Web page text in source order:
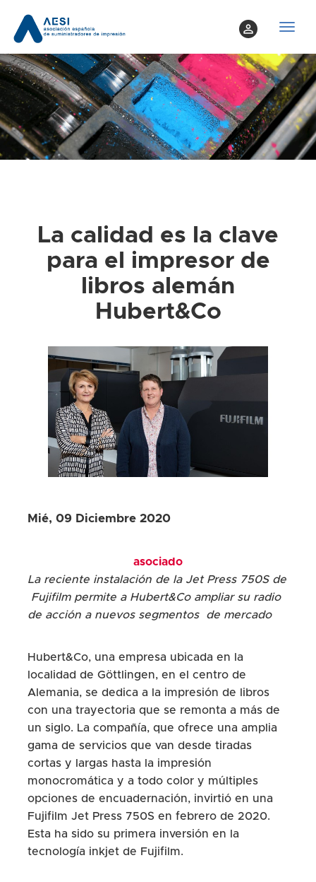
perm_identity
T
g
g
l
e
n
La calidad es la clave
para el impresor de
libros alemán
Hubert&Co
Mié, 09 Diciembre 2020
asociado
La reciente instalación de la Jet Press 750S de
Fujifilm permite a Hubert&Co ampliar su radio
de acción a nuevos segmentos de mercado
Hubert&Co, una empresa ubicada en la
localidad de Göttlingen, en el centro de
Alemania, se dedica a la impresión de libros
con una trayectoria que se remonta a más de
un siglo. La compañía, que ofrece una amplia
gama de servicios que van desde tiradas
cortas y largas hasta la impresión
monocromática y a todo color y múltiples
opciones de encuadernación, invirtió en una
Fujifilm Jet Press 750S en febrero de 2020.
Esta ha sido su primera inversión en la
tecnología inkjet de Fujifilm.